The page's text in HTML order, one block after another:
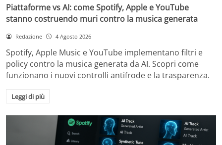
Piattaforme vs AI: come Spotify, Apple e YouTube
stanno costruendo muri contro la musica generata
Redazione 4 Agosto 2026
Spotify, Apple Music e YouTube implementano filtri e
policy contro la musica generata da AI. Scopri come
funzionano i nuovi controlli antifrode e la trasparenza.
Leggi di più